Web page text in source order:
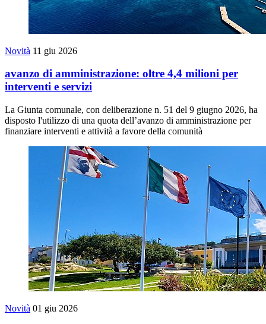
Novità 11 giu 2026
avanzo di amministrazione: oltre 4,4 milioni per
interventi e servizi
La Giunta comunale, con deliberazione n. 51 del 9 giugno 2026, ha
disposto l'utilizzo di una quota dell’avanzo di amministrazione per
finanziare interventi e attività a favore della comunità
Novità 01 giu 2026